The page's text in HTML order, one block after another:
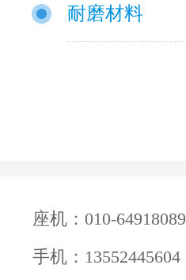
耐磨材料
座机：010-64918089
手机：13552445604